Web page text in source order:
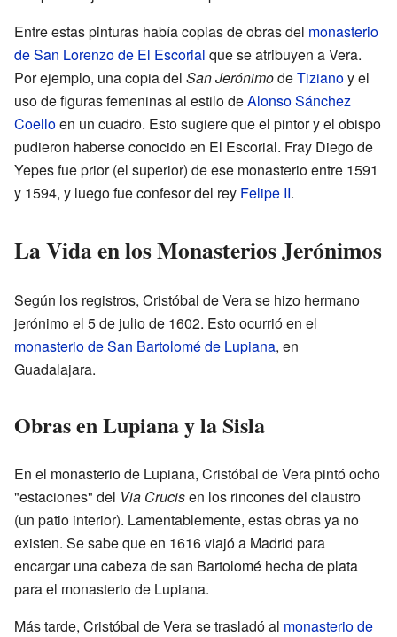
Entre estas pinturas había copias de obras del monasterio
de San Lorenzo de El Escorial que se atribuyen a Vera.
Por ejemplo, una copia del San JerónimodeTizianoy el
uso de figuras femeninas al estilo deAlonso Sánchez
Coelloen un cuadro. Esto sugiere que el pintor y el obispo
pudieron haberse conocido en El Escorial. Fray Diego de
Yepes fue prior (el superior) de ese monasterio entre 1591
y 1594, y luego fue confesor del rey Felipe II.
La Vida en los Monasterios Jerónimos
Según los registros, Cristóbal de Vera se hizo hermano
jerónimo el 5 de julio de 1602. Esto ocurrió en el
monasterio de San Bartolomé de Lupiana, en
Guadalajara.
Obras en Lupiana y la Sisla
En el monasterio de Lupiana, Cristóbal de Vera pintó ocho
"estaciones" del Via Crucisen los rincones del claustro
(un patio interior). Lamentablemente, estas obras ya no
existen. Se sabe que en 1616 viajó a Madrid para
encargar una cabeza de san Bartolomé hecha de plata
para el monasterio de Lupiana.
Más tarde, Cristóbal de Vera se trasladó al monasterio de